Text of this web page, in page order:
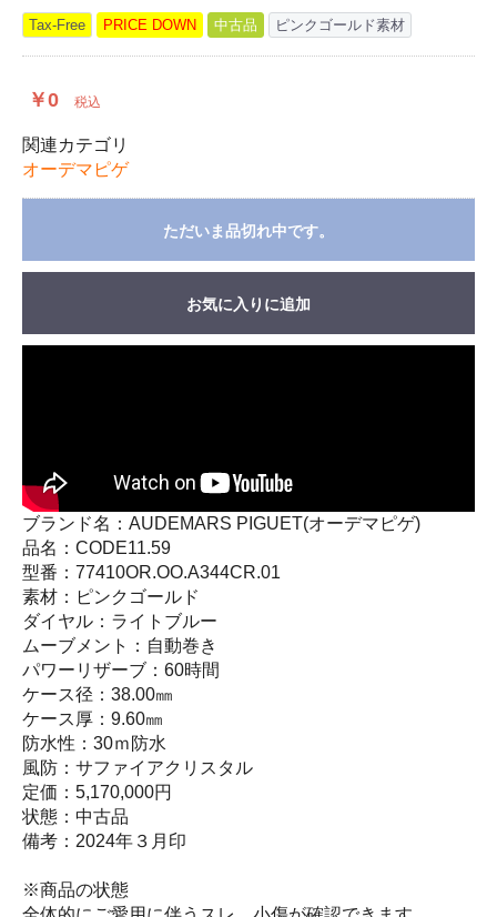
Tax-Free PRICE DOWN 中古品 ピンクゴールド素材
￥0 税込
関連カテゴリ
オーデマピゲ
ただいま品切れ中です。
お気に入りに追加
ブランド名：AUDEMARS PIGUET(オーデマピゲ)
品名：CODE11.59
型番：77410OR.OO.A344CR.01
素材：ピンクゴールド
ダイヤル：ライトブルー
ムーブメント：自動巻き
パワーリザーブ：60時間
ケース径：38.00㎜
ケース厚：9.60㎜
防水性：30ｍ防水
風防：サファイアクリスタル
定価：5,170,000円
状態：中古品
備考：2024年３月印
※商品の状態